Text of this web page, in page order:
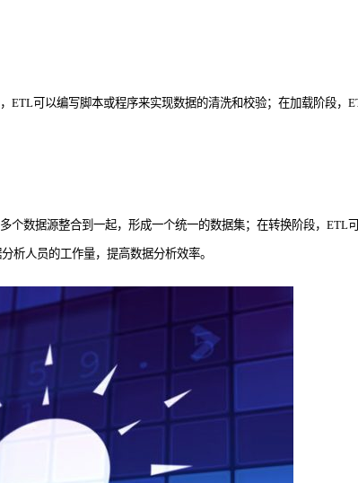
可以编写脚本或程序来实现数据的清洗和校验；在加载阶段，
数据源整合到一起，形成一个统一的数据集；在转换阶段，ETL
析人员的工作量，提高数据分析效率。